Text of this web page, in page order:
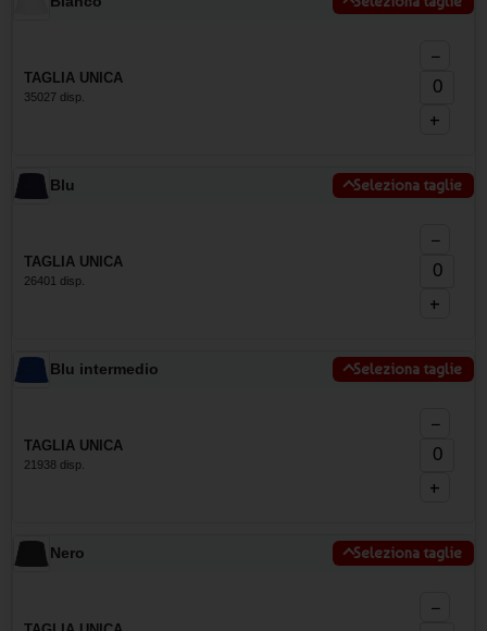
TAGLIA UNICA
35027 disp.
−
+
Blu Seleziona taglie
TAGLIA UNICA
26401 disp.
−
+
Blu intermedio Seleziona taglie
TAGLIA UNICA
21938 disp.
−
+
Nero Seleziona taglie
−